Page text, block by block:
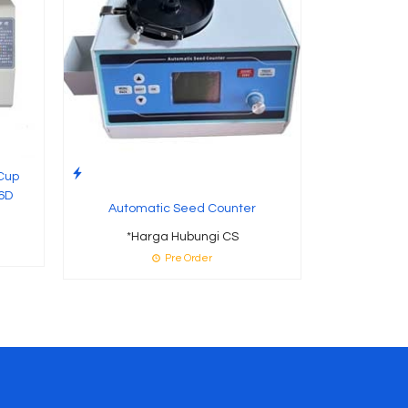
Automatic Seed Counter
*Harga Hubungi CS
Pre Order